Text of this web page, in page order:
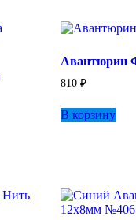
Авантюрин
810₽
В корзину